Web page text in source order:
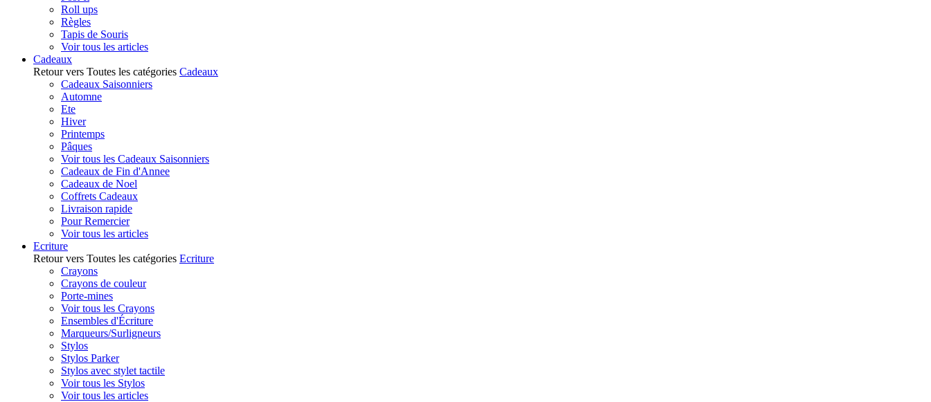
Roll ups
Règles
Tapis de Souris
Voir tous les articles
Cadeaux
Retour vers Toutes les catégories Cadeaux
Cadeaux Saisonniers
Automne
Ete
Hiver
Printemps
Pâques
Voir tous les Cadeaux Saisonniers
Cadeaux de Fin d'Annee
Cadeaux de Noel
Coffrets Cadeaux
Livraison rapide
Pour Remercier
Voir tous les articles
Ecriture
Retour vers Toutes les catégories Ecriture
Crayons
Crayons de couleur
Porte-mines
Voir tous les Crayons
Ensembles d'Écriture
Marqueurs/Surligneurs
Stylos
Stylos Parker
Stylos avec stylet tactile
Voir tous les Stylos
Voir tous les articles